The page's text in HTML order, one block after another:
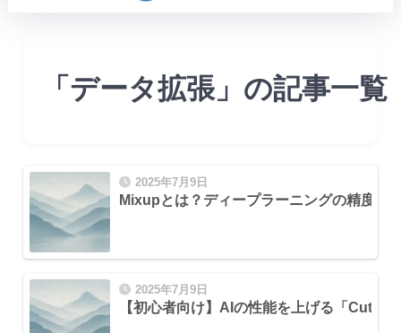
のか？
補間
「データ拡張」の記事一覧
2025年7月9日
Mixupとは？ディープラーニングの精度を
2025年7月9日
【初心者向け】AIの性能を上げる「